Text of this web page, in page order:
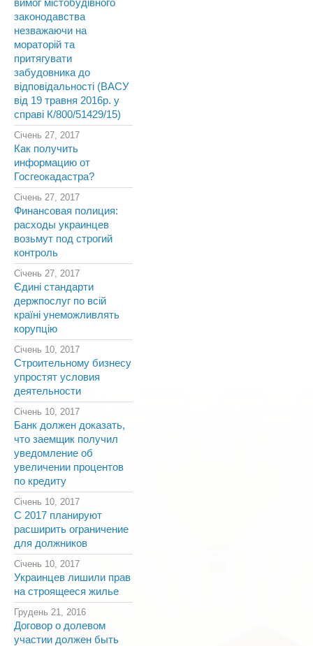
вимог містобудівного
законодавства
незважаючи на
мораторій та
притягувати
забудовника до
відповідальності (ВАСУ
від 19 травня 2016р. у
справі К/800/51429/15)
Січень 27, 2017
Как получить
информацию от
Госгеокадастра?
Січень 27, 2017
Финансовая полиция:
расходы украинцев
возьмут под строгий
контроль
Січень 27, 2017
Єдині стандарти
держпослуг по всій
країні унеможливлять
корупцію
Січень 10, 2017
Строительному бизнесу
упростят условия
деятельности
Січень 10, 2017
Банк должен доказать,
что заемщик получил
уведомление об
увеличении процентов
по кредиту
Січень 10, 2017
С 2017 планируют
расширить ограничение
для должников
Січень 10, 2017
Украинцев лишили прав
на строящееся жилье
Грудень 21, 2016
Договор о долевом
участии должен быть